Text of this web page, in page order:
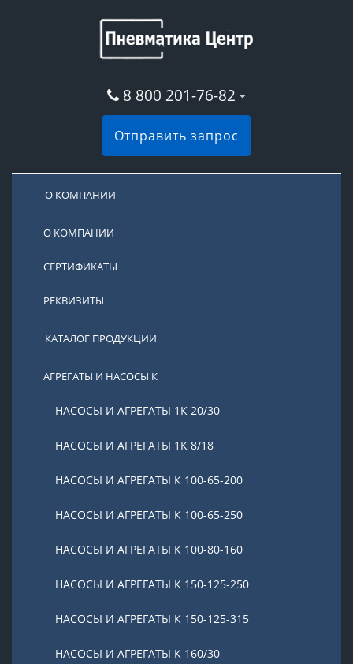
8 800 201-76-82
Отправить запрос
О КОМПАНИИ
О КОМПАНИИ
СЕРТИФИКАТЫ
РЕКВИЗИТЫ
КАТАЛОГ ПРОДУКЦИИ
АГРЕГАТЫ И НАСОСЫ К
НАСОСЫ И АГРЕГАТЫ 1К 20/30
НАСОСЫ И АГРЕГАТЫ 1К 8/18
НАСОСЫ И АГРЕГАТЫ К 100-65-200
НАСОСЫ И АГРЕГАТЫ К 100-65-250
НАСОСЫ И АГРЕГАТЫ К 100-80-160
НАСОСЫ И АГРЕГАТЫ К 150-125-250
НАСОСЫ И АГРЕГАТЫ К 150-125-315
НАСОСЫ И АГРЕГАТЫ К 160/30